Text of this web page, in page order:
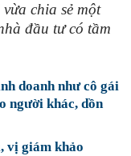
chia sẻ một
đầu tư có tầm
doanh như cô gái
người khác, dồn
vị giám khảo